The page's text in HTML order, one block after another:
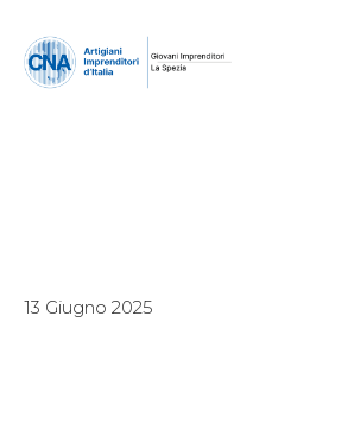
13 Giugno 2025